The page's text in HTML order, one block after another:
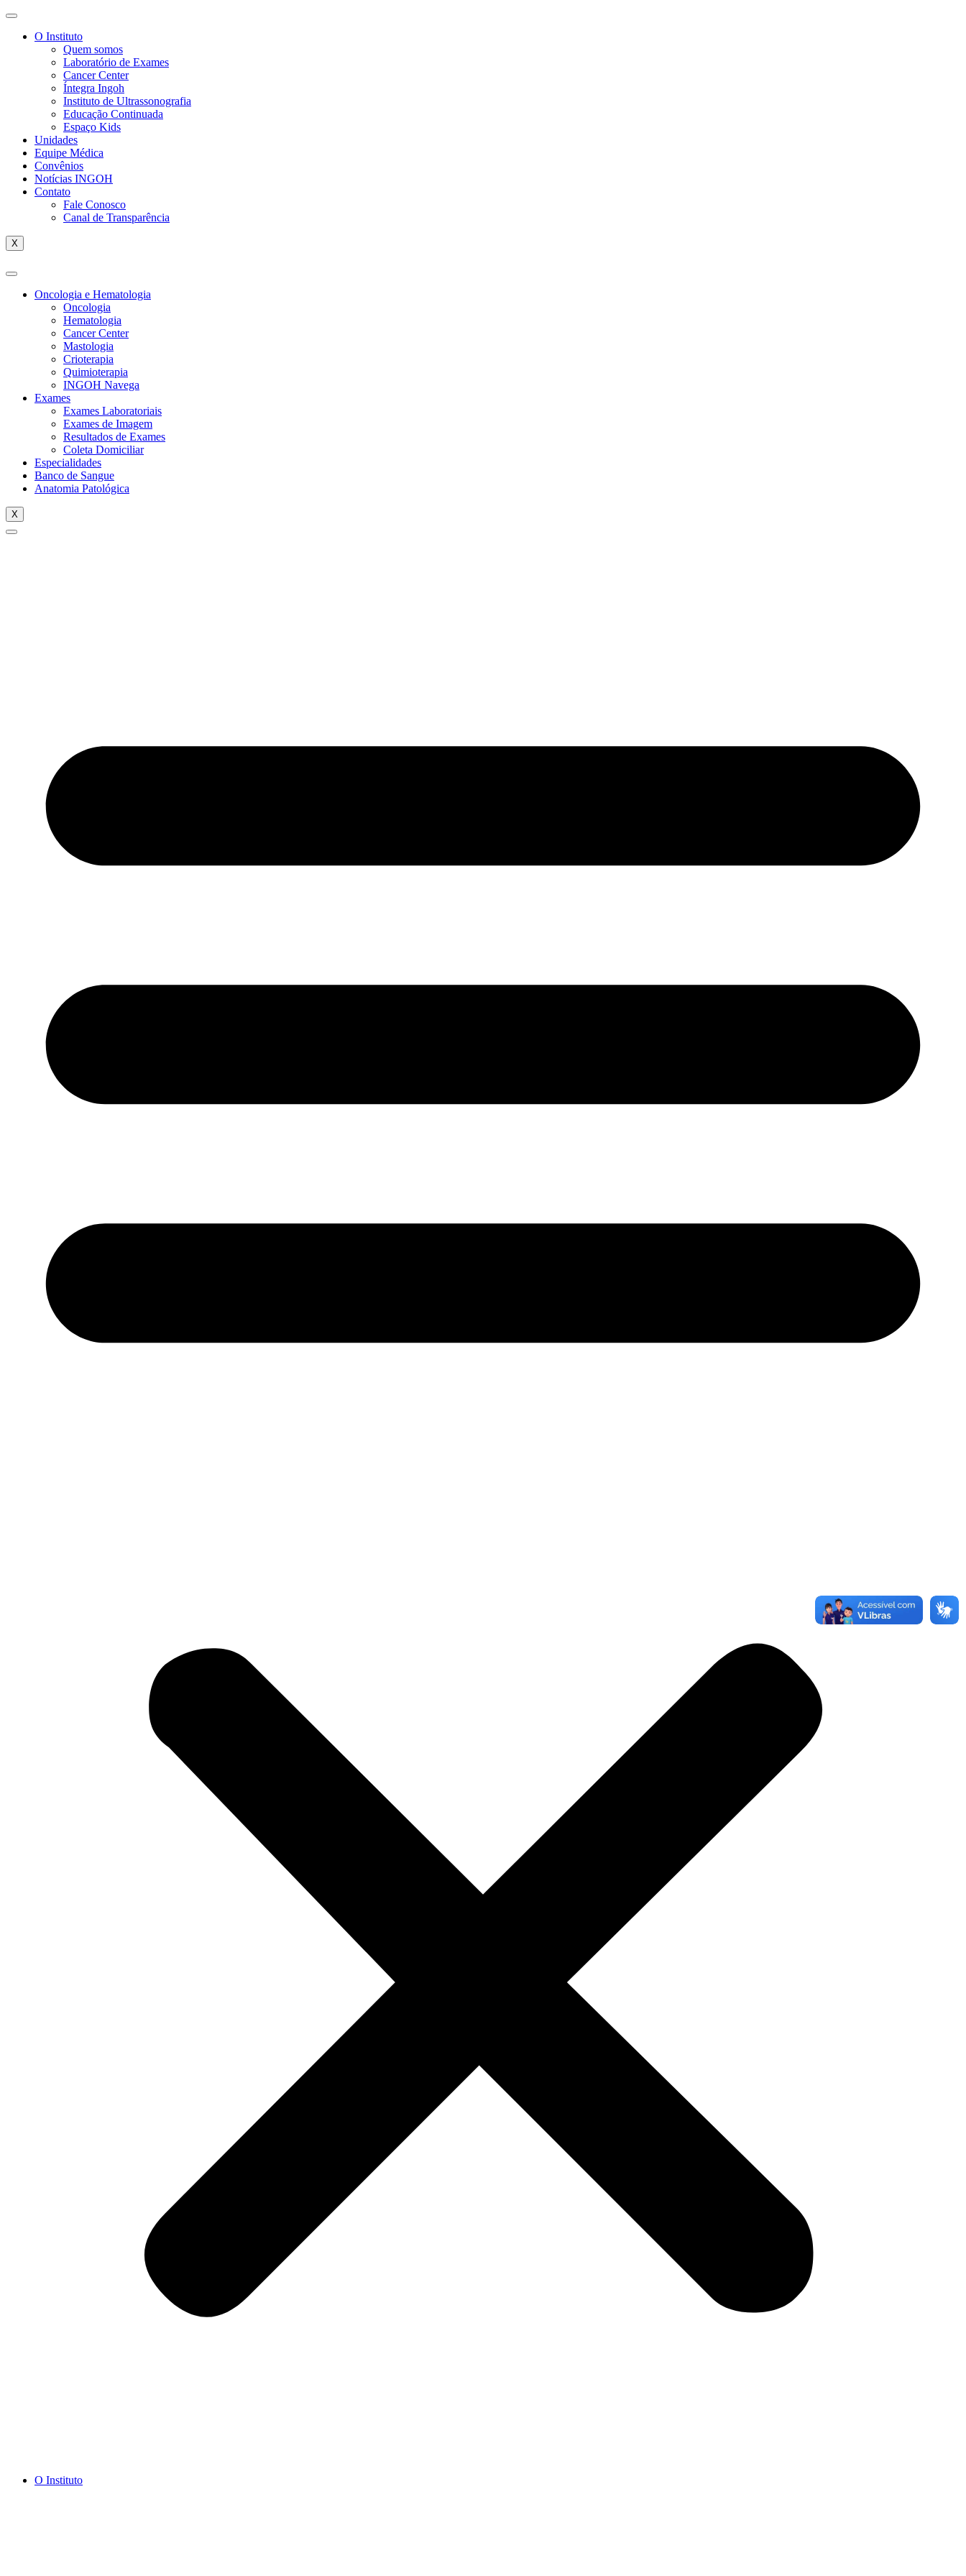
O Instituto
Quem somos
Laboratório de Exames
Cancer Center
Íntegra Ingoh
Instituto de Ultrassonografia
Educação Continuada
Espaço Kids
Unidades
Equipe Médica
Convênios
Notícias INGOH
Contato
Fale Conosco
Canal de Transparência
X
Oncologia e Hematologia
Oncologia
Hematologia
Cancer Center
Mastologia
Crioterapia
Quimioterapia
INGOH Navega
Exames
Exames Laboratoriais
Exames de Imagem
Resultados de Exames
Coleta Domiciliar
Especialidades
Banco de Sangue
Anatomia Patológica
X
O Instituto